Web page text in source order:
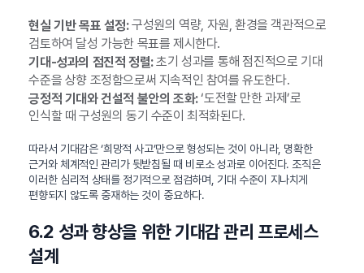
현실 기반 목표 설정:구성원의 역량, 자원, 환경을 객관적으로
검토하여 달성 가능한 목표를 제시한다.
기대-성과의 점진적 정렬:초기 성과를 통해 점진적으로 기대
수준을 상향 조정함으로써 지속적인 참여를 유도한다.
긍정적 기대와 건설적 불안의 조화:‘도전할 만한 과제’로
인식할 때 구성원의 동기 수준이 최적화된다.
따라서 기대감은 ‘희망적 사고’만으로 형성되는 것이 아니라, 명확한
근거와 체계적인 관리가 뒷받침될 때 비로소 성과로 이어진다. 조직은
이러한 심리적 상태를 정기적으로 점검하며, 기대 수준이 지나치게
편향되지 않도록 중재하는 것이 중요하다.
6.2 성과 향상을 위한 기대감 관리 프로세스
설계